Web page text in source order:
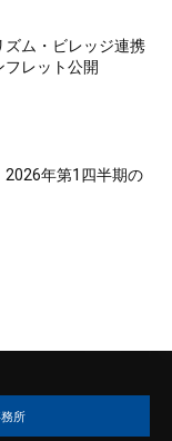
ズム・ビレッジ連携
レット公開
2026年第1四半期の
所